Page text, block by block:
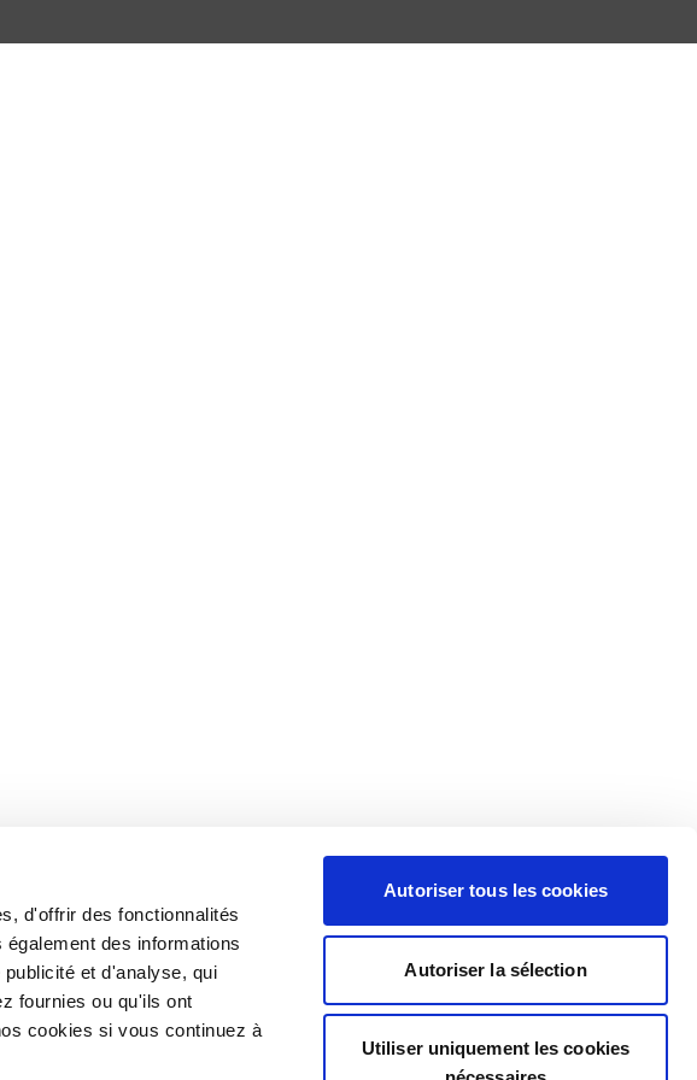
d'offrir des fonctionnalités
des informations
et d'analyse, qui
fournies ou qu'ils ont
cookies si vous continuez à
Autoriser tous les cookies
Autoriser la sélection
Utiliser uniquement les cookies